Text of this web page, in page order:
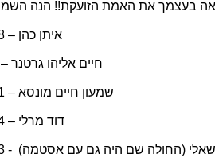
איתן כהן – 0537283488
חיים אליהו גרטנר – 026562344
שמעון חיים מונסא – 0527665471
דוד מרלי – 0504181804
(החולה שם היה גם עם אסטמה) - 0527673093